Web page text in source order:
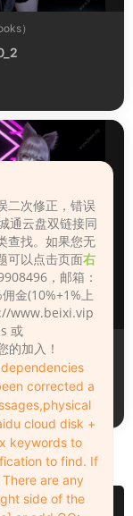
）
）
二次修正，错误
通云盘双链接同
查找。如果您无
可以点击页面右
，邮箱：
金(10%+1%上
www.beixi.vip
或
加入！
corrected a
cloud disk +
keywords to
to find. If
are any
side of the